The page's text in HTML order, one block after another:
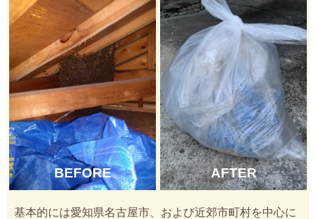
BEFORE AFTER
基本的には愛知県名古屋市、および近郊市町村を中心に